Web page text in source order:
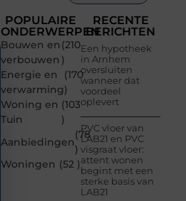
POPULAIRE
ONDERWERPEN
Bouwen en
verbouwen
(210
)
Energie en
verwarming
(170
)
Woning en
Tuin
(103
)
Aanbiedingen
(78
)
Woningen (52 )
RECENTE
BERICHTEN
Een hypotheek
in Arnhem
oversluiten
wanneer dat
voordeel
oplevert
PVC vloer van
LAB21 en PVC
visgraat vloer:
attent wonen
begint met een
sterke basis van
LAB21